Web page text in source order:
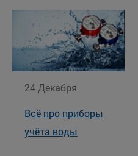
24 Декабря
Всё про приборы
учёта воды